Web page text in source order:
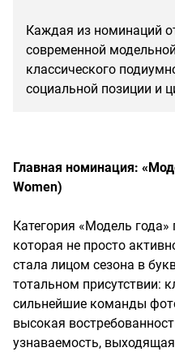
Каждая из номинаций
современной
классического
социальной позиции и
Главная номинация:
Women)
Категория «Модель
которая не просто
стала лицом сезона в
тотальном присутствии:
сильнейшие команды
высокая
узнаваемость,